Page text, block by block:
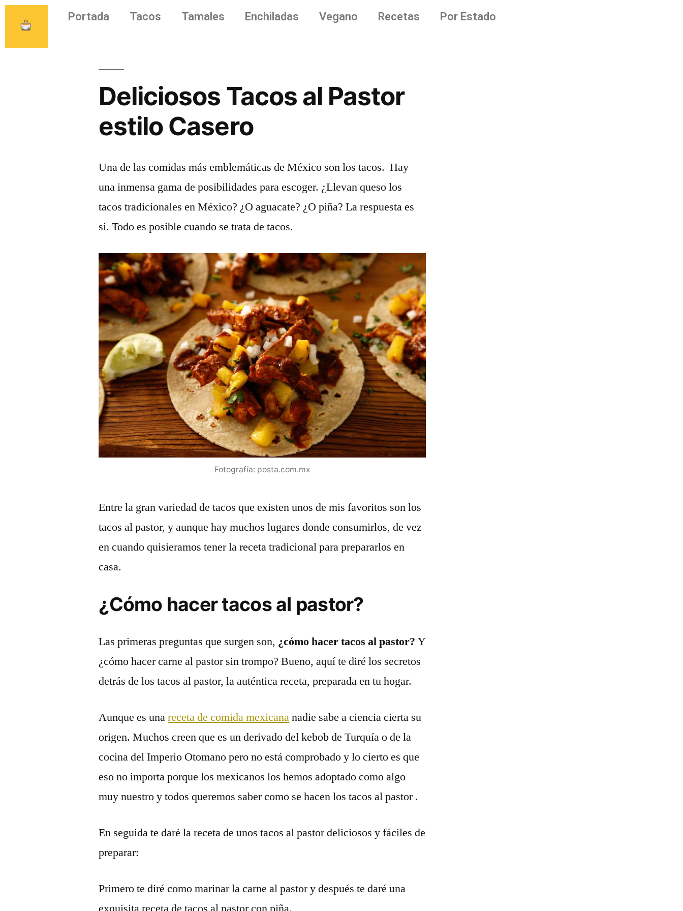
Portada Tacos Tamales Enchiladas Vegano Recetas Por Estado
Deliciosos Tacos al Pastor
estilo Casero
Una de las comidas más emblemáticas de México son los tacos. Hay
una inmensa gama de posibilidades para escoger. ¿Llevan queso los
tacos tradicionales en México? ¿O aguacate? ¿O piña? La respuesta es
si. Todo es posible cuando se trata de tacos.
Fotografía: posta.com.mx
Entre la gran variedad de tacos que existen unos de mis favoritos son los
tacos al pastor, y aunque hay muchos lugares donde consumirlos, de vez
en cuando quisieramos tener la receta tradicional para prepararlos en
casa.
¿Cómo hacer tacos al pastor?
Las primeras preguntas que surgen son, ¿cómo hacer tacos al pastor? Y
¿cómo hacer carne al pastor sin trompo? Bueno, aquí te diré los secretos
detrás de los tacos al pastor, la auténtica receta, preparada en tu hogar.
Aunque es unareceta de comida mexicananadie sabe a ciencia cierta su
origen. Muchos creen que es un derivado del kebob de Turquía o de la
cocina del Imperio Otomano pero no está comprobado y lo cierto es que
eso no importa porque los mexicanos los hemos adoptado como algo
muy nuestro y todos queremos saber como se hacen los tacos al pastor .
En seguida te daré la receta de unos tacos al pastor deliciosos y fáciles de
preparar:
Primero te diré como marinar la carne al pastor y después te daré una